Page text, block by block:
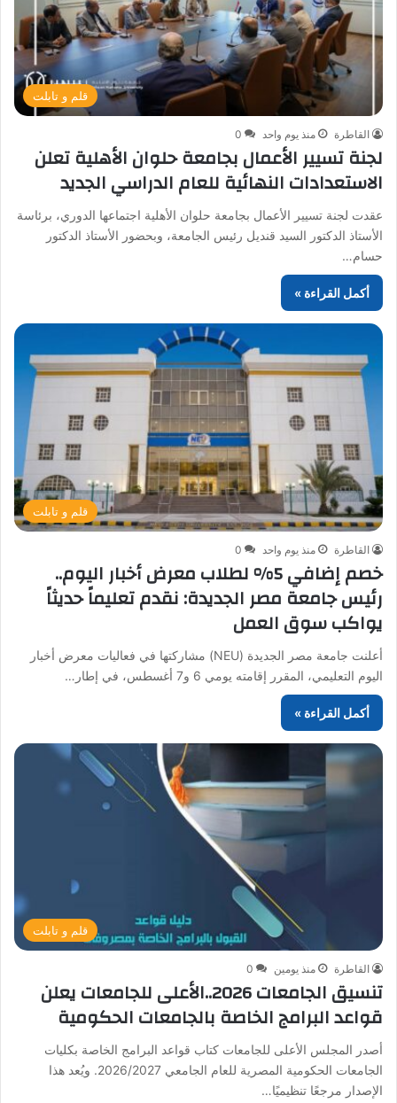
قلم و تابلت
القاطرة منذ يوم واحد 0
لجنة تسيير الأعمال بجامعة حلوان الأهلية تعلن
الاستعدادات النهائية للعام الدراسي الجديد
عقدت لجنة تسيير الأعمال بجامعة حلوان الأهلية اجتماعها الدوري، برئاسة
الأستاذ الدكتور السيد قنديل رئيس الجامعة، وبحضور الأستاذ الدكتور
حسام…
أكمل القراءة »
قلم و تابلت
القاطرة منذ يوم واحد 0
خصم إضافي 5% لطلاب معرض أخبار اليوم..
رئيس جامعة مصر الجديدة: نقدم تعليماً حديثاً
يواكب سوق العمل
أعلنت جامعة مصر الجديدة (NEU) مشاركتها في فعاليات معرض أخبار
اليوم التعليمي، المقرر إقامته يومي 6 و7 أغسطس، في إطار…
أكمل القراءة »
قلم و تابلت
القاطرة منذ يومين 0
تنسيق الجامعات 2026..الأعلى للجامعات يعلن
قواعد البرامج الخاصة بالجامعات الحكومية
أصدر المجلس الأعلى للجامعات كتاب قواعد البرامج الخاصة بكليات
الجامعات الحكومية المصرية للعام الجامعي 2026/2027. ويُعد هذا
الإصدار مرجعًا تنظيميًا…